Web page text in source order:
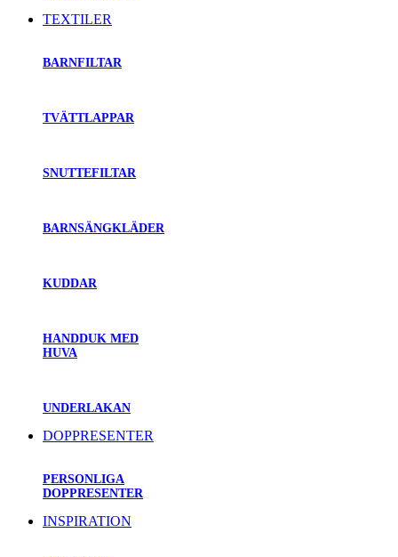
TEXTILER
BARNFILTAR
TVÄTTLAPPAR
SNUTTEFILTAR
BARNSÄNGKLÄDER
KUDDAR
HANDDUK MED
HUVA
UNDERLAKAN
DOPPRESENTER
PERSONLIGA
DOPPRESENTER
INSPIRATION